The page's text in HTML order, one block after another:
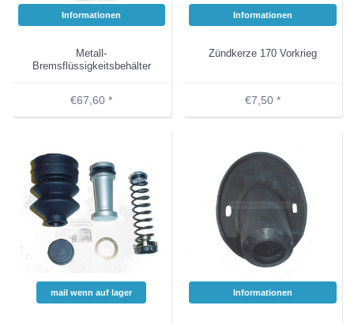
Informationen
Metall-
Bremsflüssigkeitsbehälter
€67,60 *
Informationen
Zündkerze 170 Vorkrieg
€7,50 *
mail wenn auf lager Informationen